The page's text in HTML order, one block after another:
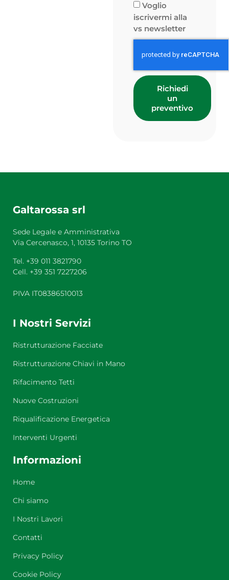
Voglio
iscrivermi alla
vs newsletter
Richiedi
un
preventivo
Galtarossa srl
Sede Legale e Amministrativa
Via Cercenasco, 1, 10135 Torino TO
Tel. +39 011 3821790
Cell. +39 351 7227206
PIVA IT08386510013
I Nostri Servizi
Ristrutturazione Facciate
Ristrutturazione Chiavi in Mano
Rifacimento Tetti
Nuove Costruzioni
Riqualificazione Energetica
Interventi Urgenti
Informazioni
Home
Chi siamo
I Nostri Lavori
Contatti
Privacy Policy
Cookie Policy